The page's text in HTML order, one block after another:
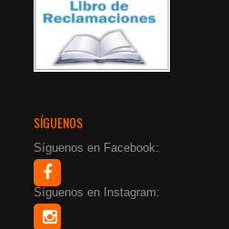
SÍGUENOS
Síguenos en Facebook:
Síguenos en Instagram: